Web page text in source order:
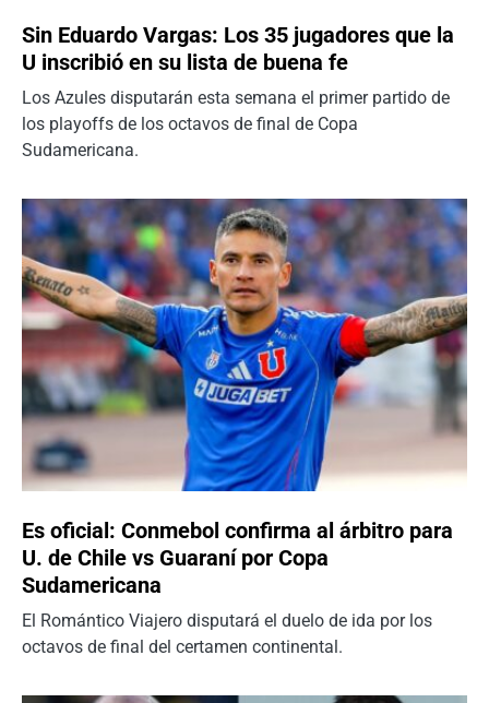
Sin Eduardo Vargas: Los 35 jugadores que la
U inscribió en su lista de buena fe
Los Azules disputarán esta semana el primer partido de
los playoffs de los octavos de final de Copa
Sudamericana.
Es oficial: Conmebol confirma al árbitro para
U. de Chile vs Guaraní por Copa
Sudamericana
El Romántico Viajero disputará el duelo de ida por los
octavos de final del certamen continental.